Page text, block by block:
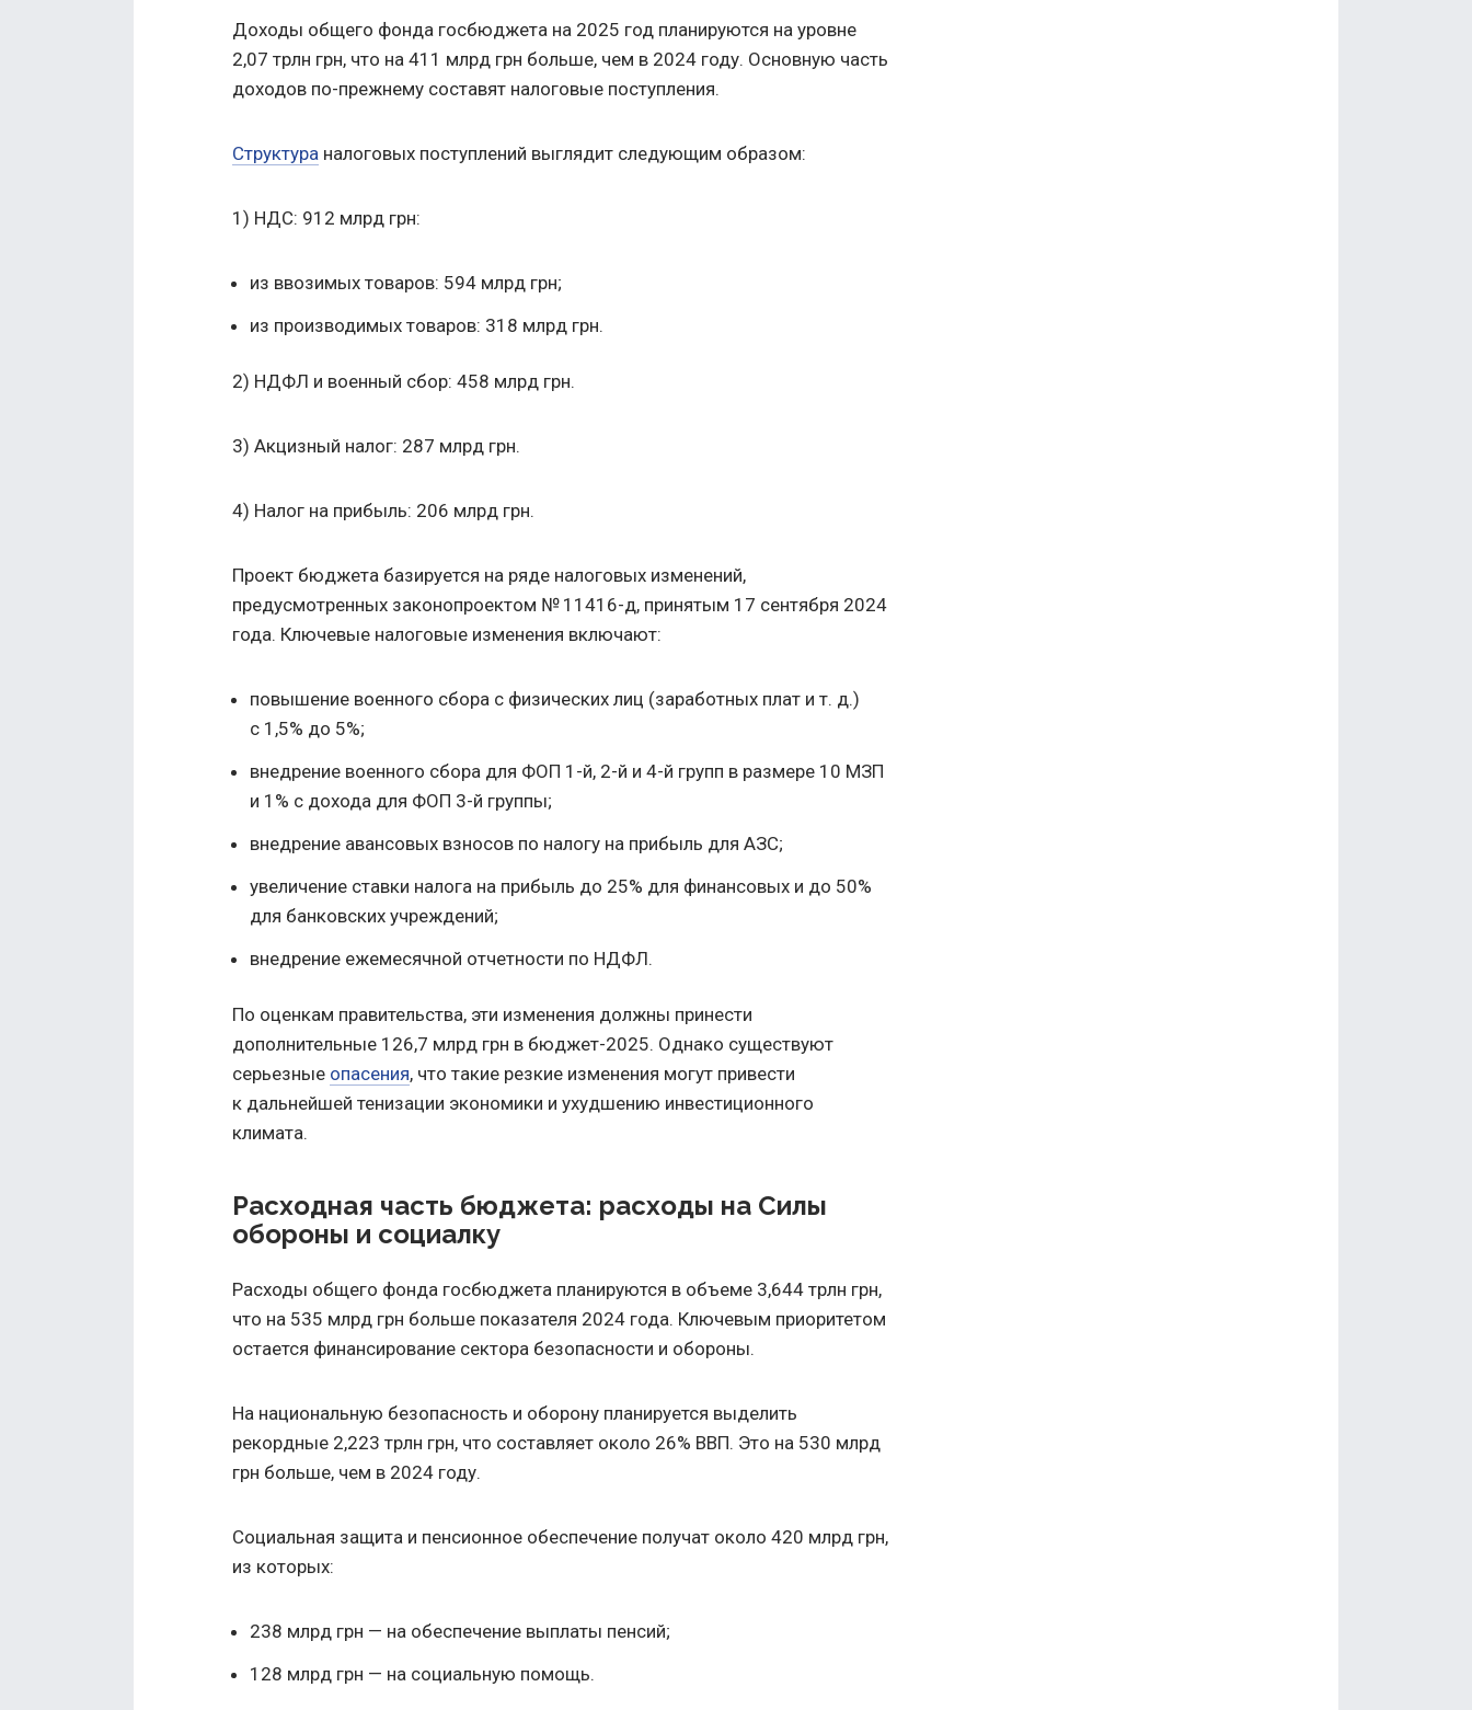
Доходы общего фонда госбюджета на 2025 год планируются на уровне
2,07 трлн грн, что на 411 млрд грн больше, чем в 2024 году. Основную часть
доходов по-прежнему составят налоговые поступления.
Структура налоговых поступлений выглядит следующим образом:
1) НДС: 912 млрд грн:
из ввозимых товаров: 594 млрд грн;
из производимых товаров: 318 млрд грн.
2) НДФЛ и военный сбор: 458 млрд грн.
3) Акцизный налог: 287 млрд грн.
4) Налог на прибыль: 206 млрд грн.
Проект бюджета базируется на ряде налоговых изменений,
предусмотренных законопроектом № 11416-д, принятым 17 сентября 2024
года. Ключевые налоговые изменения включают:
повышение военного сбора с физических лиц (заработных плат и т. д.)
с 1,5% до 5%;
внедрение военного сбора для ФОП 1-й, 2-й и 4-й групп в размере 10 МЗП
и 1% с дохода для ФОП 3-й группы;
внедрение авансовых взносов по налогу на прибыль для АЗС;
увеличение ставки налога на прибыль до 25% для финансовых и до 50%
для банковских учреждений;
внедрение ежемесячной отчетности по НДФЛ.
По оценкам правительства, эти изменения должны принести
дополнительные 126,7 млрд грн в бюджет-2025. Однако существуют
серьезные опасения, что такие резкие изменения могут привести
к дальнейшей тенизации экономики и ухудшению инвестиционного
климата.
Расходная часть бюджета: расходы на Силы
обороны и социалку
Расходы общего фонда госбюджета планируются в объеме 3,644 трлн грн,
что на 535 млрд грн больше показателя 2024 года. Ключевым приоритетом
остается финансирование сектора безопасности и обороны.
На национальную безопасность и оборону планируется выделить
рекордные 2,223 трлн грн, что составляет около 26% ВВП. Это на 530 млрд
грн больше, чем в 2024 году.
Социальная защита и пенсионное обеспечение получат около 420 млрд грн,
из которых:
238 млрд грн — на обеспечение выплаты пенсий;
128 млрд грн — на социальную помощь.